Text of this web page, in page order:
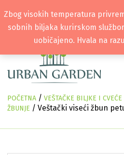
POČETNA / VEŠTAČKE BILJKE I CVEĆE
ŽBUNJE / Veštački viseći žbun
Zbog visokih temperatura
sobnih biljaka kurirskom
uobičajeno. Hvala na